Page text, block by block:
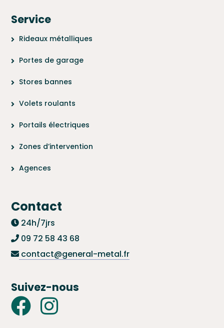
Service
Rideaux métalliques
Portes de garage
Stores bannes
Volets roulants
Portails électriques
Zones d’intervention
Agences
Contact
24h/7jrs
09 72 58 43 68
contact@general-metal.fr
Suivez-nous